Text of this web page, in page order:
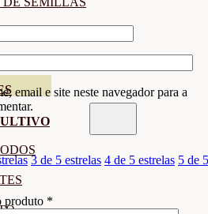
Y SEMILLEROS
email e site neste navegador para a
3 de 5 estrelas 4 de 5 estrelas 5 de 5
produto *